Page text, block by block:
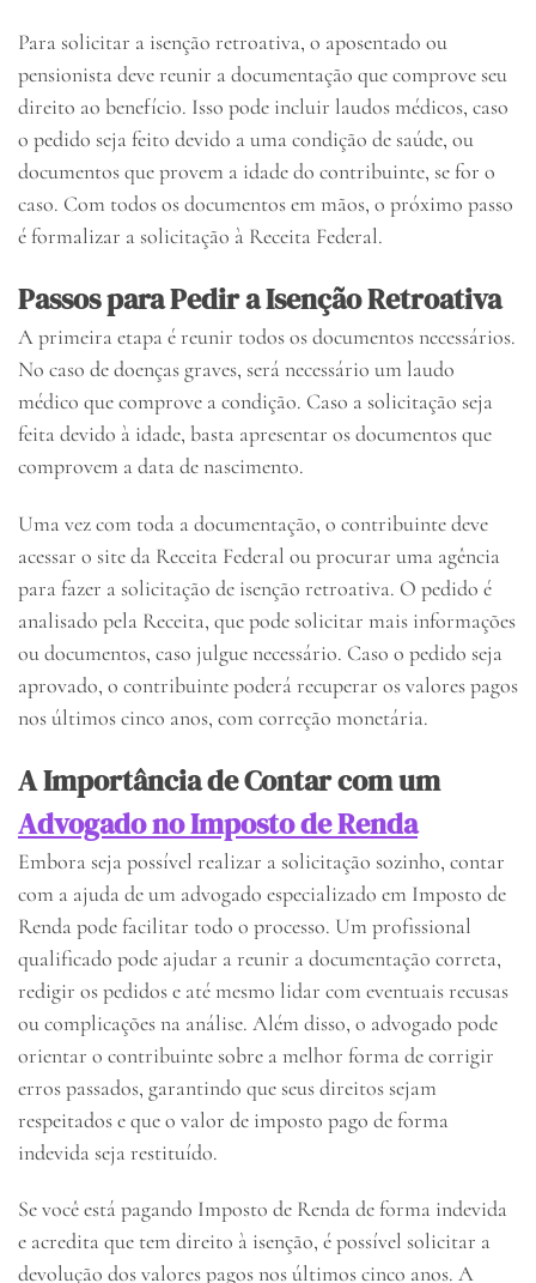
Para solicitar a isenção retroativa, o aposentado ou
pensionista deve reunir a documentação que comprove seu
direito ao benefício. Isso pode incluir laudos médicos, caso
o pedido seja feito devido a uma condição de saúde, ou
documentos que provem a idade do contribuinte, se for o
caso. Com todos os documentos em mãos, o próximo passo
é formalizar a solicitação à Receita Federal.
Passos para Pedir a Isenção Retroativa
A primeira etapa é reunir todos os documentos necessários.
No caso de doenças graves, será necessário um laudo
médico que comprove a condição. Caso a solicitação seja
feita devido à idade, basta apresentar os documentos que
comprovem a data de nascimento.
Uma vez com toda a documentação, o contribuinte deve
acessar o site da Receita Federal ou procurar uma agência
para fazer a solicitação de isenção retroativa. O pedido é
analisado pela Receita, que pode solicitar mais informações
ou documentos, caso julgue necessário. Caso o pedido seja
aprovado, o contribuinte poderá recuperar os valores pagos
nos últimos cinco anos, com correção monetária.
A Importância de Contar com um
Advogado no Imposto de Renda
Embora seja possível realizar a solicitação sozinho, contar
com a ajuda de um advogado especializado em Imposto de
Renda pode facilitar todo o processo. Um profissional
qualificado pode ajudar a reunir a documentação correta,
redigir os pedidos e até mesmo lidar com eventuais recusas
ou complicações na análise. Além disso, o advogado pode
orientar o contribuinte sobre a melhor forma de corrigir
erros passados, garantindo que seus direitos sejam
respeitados e que o valor de imposto pago de forma
indevida seja restituído.
Se você está pagando Imposto de Renda de forma indevida
e acredita que tem direito à isenção, é possível solicitar a
devolução dos valores pagos nos últimos cinco anos. A